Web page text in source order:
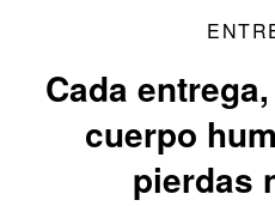
Cada
cuerpo
pierdas